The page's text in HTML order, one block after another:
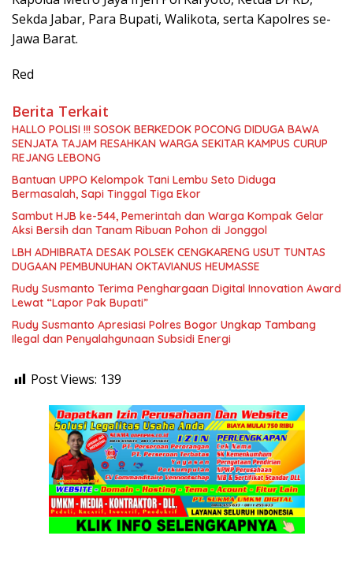
Sekda Jabar, Para Bupati, Walikota, serta Kapolres se-
Jawa Barat.
Red
Berita Terkait
HALLO POLISI !!! SOSOK BERKEDOK POCONG DIDUGA BAWA
SENJATA TAJAM RESAHKAN WARGA SEKITAR KAMPUS CURUP
REJANG LEBONG
Bantuan UPPO Kelompok Tani Lembu Seto Diduga
Bermasalah, Sapi Tinggal Tiga Ekor
Sambut HJB ke-544, Pemerintah dan Warga Kompak Gelar
Aksi Bersih dan Tanam Ribuan Pohon di Jonggol
LBH ADHIBRATA DESAK POLSEK CENGKARENG USUT TUNTAS
DUGAAN PEMBUNUHAN OKTAVIANUS HEUMASSE
Rudy Susmanto Terima Penghargaan Digital Innovation Award
Lewat “Lapor Pak Bupati”
Rudy Susmanto Apresiasi Polres Bogor Ungkap Tambang
Ilegal dan Penyalahgunaan Subsidi Energi
Post Views: 139